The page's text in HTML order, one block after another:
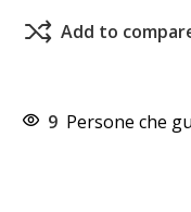
Add to
9 Persone che